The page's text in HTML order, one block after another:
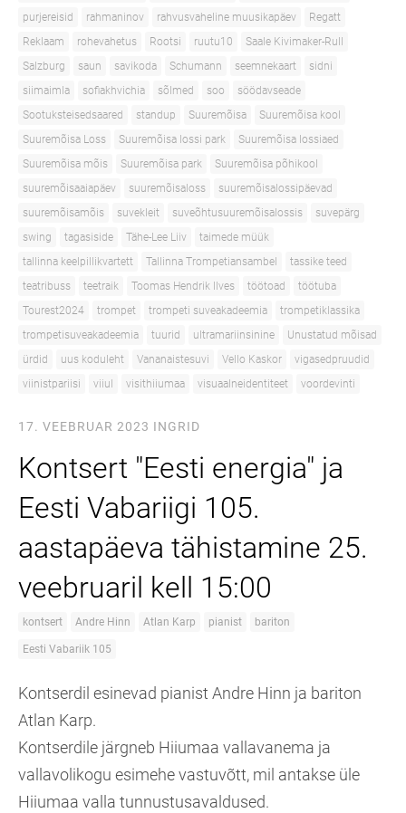
purjereisid
rahmaninov rahvusvaheline muusikapäev
Regatt
Reklaam
rohevahetus Rootsi ruutu10
Saale Kivimaker-Rull
Salzburg
saun savikoda Schumann seemnekaart
sidni
siimaimla
sofiakhvichia sõlmed soo
söödavseade
Sootuksteisedsaared
standup Suuremõisa
Suuremõisa kool
Suuremõisa Loss
Suuremõisa lossi park
Suuremõisa lossiaed
Suuremõisa mõis
Suuremõisa park
Suuremõisa põhikool
suuremõisaaiapäev
suuremõisaloss
suuremõisalossipäevad
suuremõisamõis
suvekleit suveõhtusuuremõisalossis
suvepärg
swing
tagasiside Tähe-Lee Liiv
taimede müük
tallinna keelpillikvartett
Tallinna Trompetiansambel
tassike teed
teatribuss
teetraik Toomas Hendrik Ilves töötoad
töötuba
Tourest2024
trompet trompeti suveakadeemia
trompetiklassika
trompetisuveakadeemia
tuurid ultramariinsinine
Unustatud mõisad
ürdid
uus koduleht Vananaistesuvi Vello Kaskor
vigasedpruudid
viinistpariisi
viiul visithiiumaa visuaalneidentiteet voordevinti
17. VEEBRUAR 2023 INGRID
Kontsert "Eesti energia" ja
Eesti Vabariigi 105.
aastapäeva tähistamine 25.
veebruaril kell 15:00
kontsert Andre Hinn Atlan Karp pianist bariton
Eesti Vabariik 105
Kontserdil esinevad pianist Andre Hinn ja bariton
Atlan Karp.
Kontserdile järgneb Hiiumaa vallavanema ja
vallavolikogu esimehe vastuvõtt, mil antakse üle
Hiiumaa valla tunnustusavaldused.